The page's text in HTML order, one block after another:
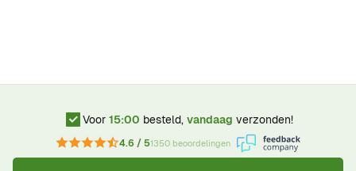
Voor 15:00 besteld, vandaag verzonden!
4.6 / 51350 beoordelingen